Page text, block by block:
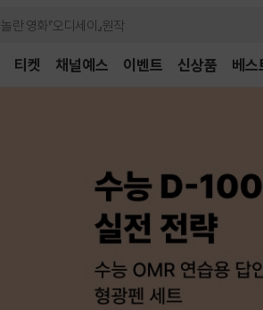
채널예스 이벤트 신상품 베스
티켓